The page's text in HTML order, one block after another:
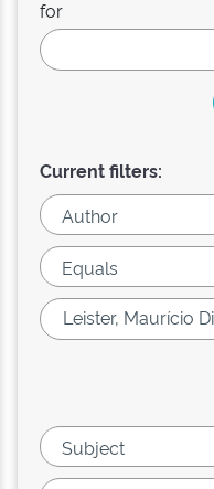
for
Current filters: